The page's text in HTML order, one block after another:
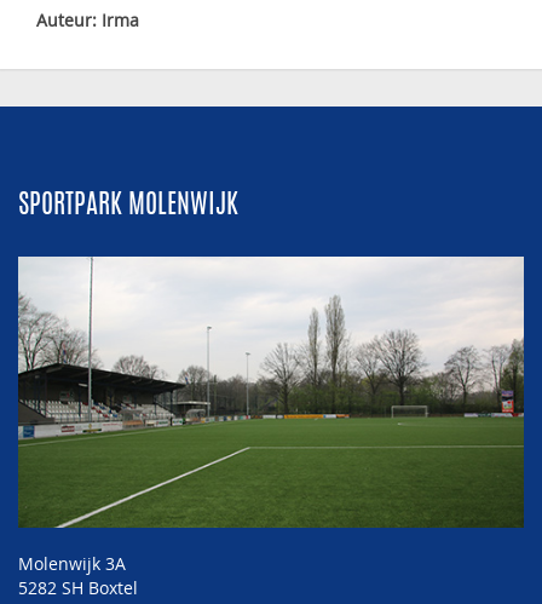
Auteur: Irma
SPORTPARK MOLENWIJK
Molenwijk 3A
5282 SH Boxtel